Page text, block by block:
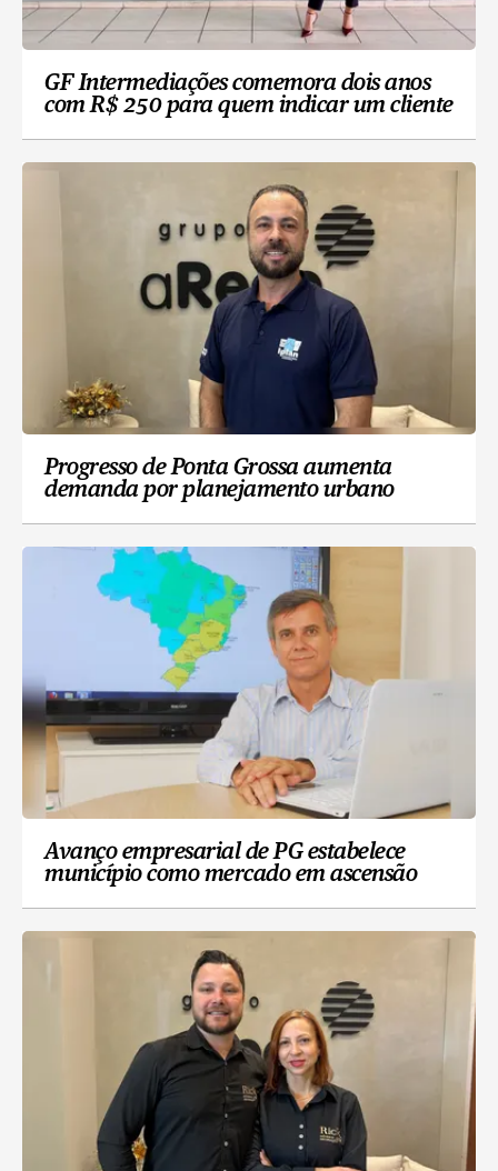
GF Intermediações comemora dois anos
com R$ 250 para quem indicar um cliente
Progresso de Ponta Grossa aumenta
demanda por planejamento urbano
Avanço empresarial de PG estabelece
município como mercado em ascensão